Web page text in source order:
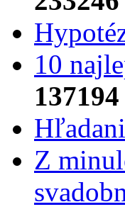
10
137194
Z